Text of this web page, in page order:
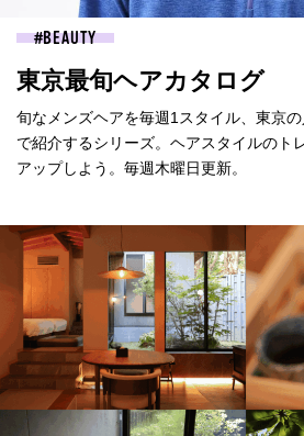
BEAUTY
東京最旬ヘアカタログ
旬なメンズヘアを毎週1スタイル、東京
で紹介するシリーズ。ヘアスタイルのト
アップしよう。毎週木曜日更新。